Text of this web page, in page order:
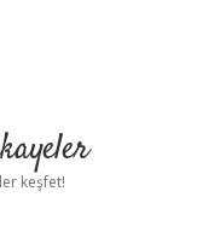
keşfet!